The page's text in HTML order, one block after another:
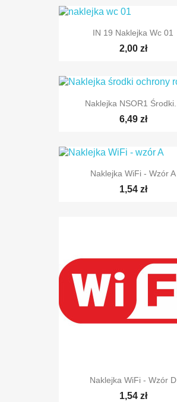
IN 19 Naklejka Wc 01
2,00 zł
Naklejka NSOR1 Środki...
6,49 zł
Naklejka WiFi - Wzór A
1,54 zł
Naklejka WiFi - Wzór D
1,54 zł